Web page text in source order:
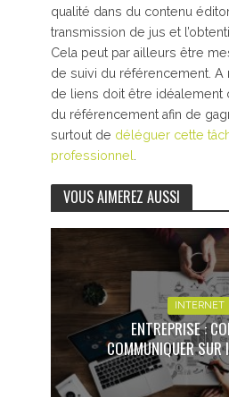
qualité dans du contenu
transmission de jus et
Cela peut par ailleurs être
de suivi du référencement. A
de liens doit être idéalement
du référencement afin de
surtout de déléguer cette
professionnel
VOUS AIMEREZ AUSSI
INTERNET
ENTREPRISE :
COMMUNIQUER SUR